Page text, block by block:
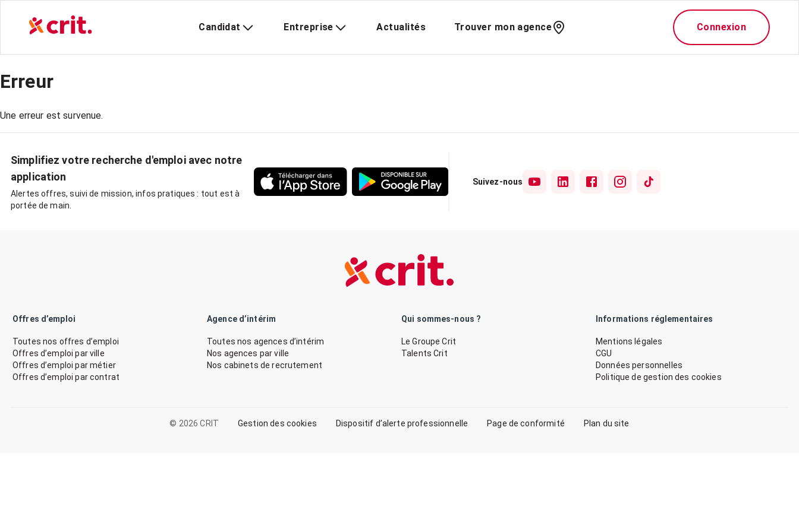
Candidat Entreprise Actualités Trouver mon agence Connexion
Erreur
Une erreur est survenue.
Simplifiez votre recherche d'emploi avec notre
application
Alertes offres, suivi de mission, infos pratiques : tout est à
portée de main.
Suivez-nous
Offres d’emploi
Toutes nos offres d’emploi
Offres d’emploi par ville
Offres d’emploi par métier
Offres d’emploi par contrat
Agence d’intérim
Toutes nos agences d’intérim
Nos agences par ville
Nos cabinets de recrutement
Qui sommes-nous ?
Le Groupe Crit
Talents Crit
Informations réglementaires
Mentions légales
CGU
Données personnelles
Politique de gestion des cookies
© 2026 CRIT Gestion des cookies Dispositif d’alerte professionnelle Page de conformité Plan du site